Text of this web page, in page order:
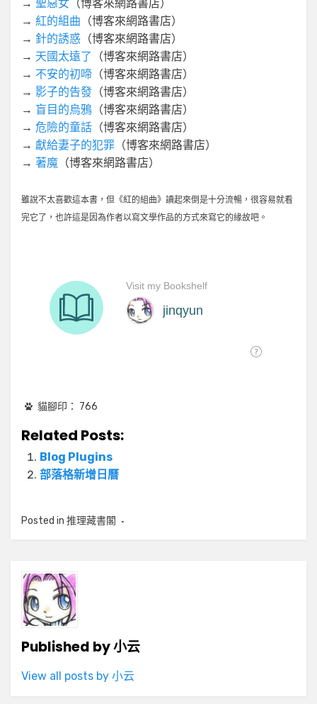
→ 聖惡女 （博客來網路書店）
→ 紅的組曲 （博客來網路書店）
→ 針的誘惑 （博客來網路書店）
→ 天國太遠了
（博客來網路書店）
→ 不安的初啼 （博客來網路書店）
→ 影子的告發 （博客來網路書店）
→ 盲目的烏鴉 （博客來網路書店）
→ 危險的童話 （博客來網路書店）
→ 獻給妻子的犯罪 （博客來網路書店）
→ 著魔 （博客來網路書店）
雖說不太喜歡這本書，但《紅的組曲》讀起來倒是十分流暢，很容易就看
完它了，也許這是因為作者以寫文學作品的方式來寫它的緣故吧。
貓腳印： 766
Related Posts:
Blog Plugins
部落格新增日曆
Posted in 推理藏書閣
Published by小云
View all posts by 小云